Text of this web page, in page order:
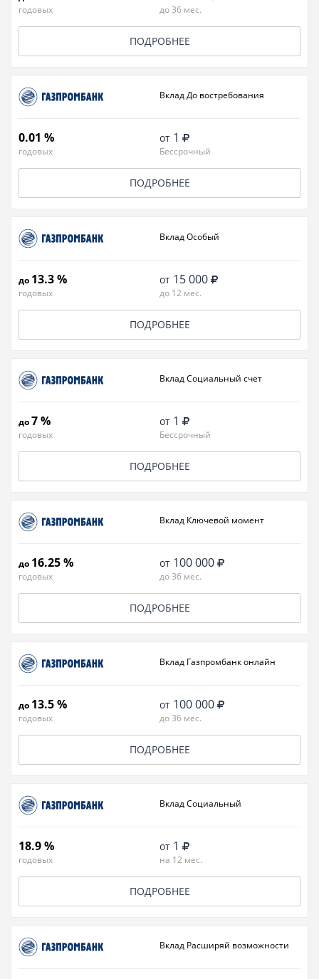
годовых до 36 мес.
ПОДРОБНЕЕ
Вклад До востребования
0.01 %
годовых
от 1
Бессрочный
ПОДРОБНЕЕ
Вклад Особый
до 13.3 %
годовых
от 15 000
до 12 мес.
ПОДРОБНЕЕ
Вклад Социальный счет
до7 %
годовых
от 1
Бессрочный
ПОДРОБНЕЕ
Вклад Ключевой момент
до 16.25 %
годовых
от 100 000
до 36 мес.
ПОДРОБНЕЕ
Вклад Газпромбанк онлайн
до 13.5 %
годовых
от 100 000
до 36 мес.
ПОДРОБНЕЕ
Вклад Социальный
18.9 %
годовых
от 1
на 12 мес.
ПОДРОБНЕЕ
Вклад Расширяй возможности